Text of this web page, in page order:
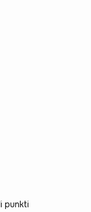
punkti